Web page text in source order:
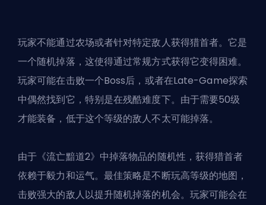
玩家不能通过农场或者针对特定敌人获得猎首者。它是
一个随机掉落，这使得通过常规方式获得它变得困难。
玩家可能在击败一个Boss后，或者在Late-Game探索
中偶然找到它，特别是在残酷难度下。由于需要50级
才能装备，低于这个等级的敌人不太可能掉落。
由于《流亡黯道2》中掉落物品的随机性，获得猎首者
依赖于毅力和运气。最佳策略是不断玩高等级的地图，
击败强大的敌人以提升随机掉落的机会。玩家可能会在